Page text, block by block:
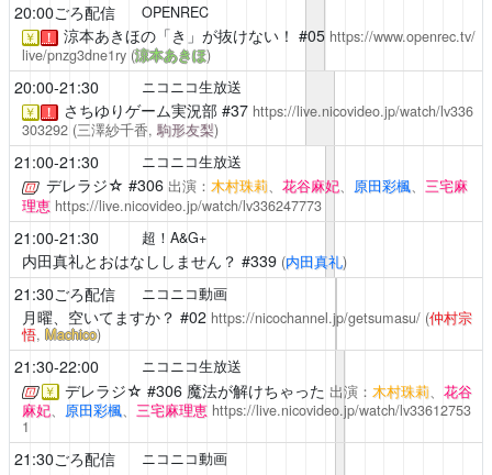
20:00ごろ配信 OPENREC
￥ ！ 涼本あきほの「き」が抜けない！ #05 https://www.openrec.tv/
live/pnzg3dne1ry (涼本あきほ)
20:00-21:30 ニコニコ生放送
￥ ！ さちゆりゲーム実況部#37 https://live.nicovideo.jp/watch/lv336
303292 (三澤紗千香, 駒形友梨)
21:00-21:30 ニコニコ生放送
デレラジ☆ #306 出演： 木村珠莉、 花谷麻妃、 原田彩楓、 三宅麻
理恵 https://live.nicovideo.jp/watch/lv336247773
21:00-21:30 超！A&G+
内田真礼とおはなししません？ #339 (内田真礼)
21:30ごろ配信 ニコニコ動画
月曜、空いてますか？ #02 https://nicochannel.jp/getsumasu/ (仲村宗
悟, Machico)
21:30-22:00 ニコニコ生放送
￥ デレラジ☆ #306 魔法が解けちゃった 出演： 木村珠莉
花谷
麻妃、 原田彩楓、 三宅麻理恵 https://live.nicovideo.jp/watch/lv33612753
1
21:30ごろ配信 ニコニコ動画